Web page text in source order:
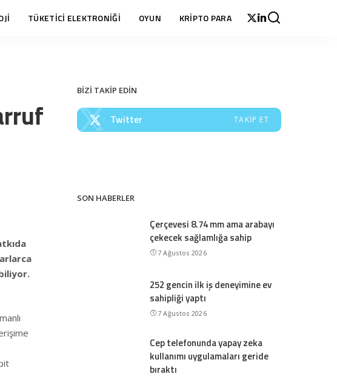
TÜKETİCİ ELEKTRONİĞİ OYUN KRİPTO PARA
BİZİ TAKİP EDİN
Twitter TAKIP ET
SON HABERLER
Çerçevesi 8.74 mm ama arabayı
çekecek sağlamlığa sahip
7 Ağustos 2026
252 gencin ilk iş deneyimine ev
sahipliği yaptı
7 Ağustos 2026
Cep telefonunda yapay zeka
kullanımı uygulamaları geride
bıraktı